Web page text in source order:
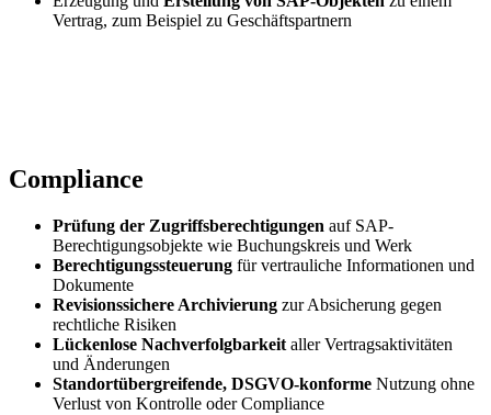
Vertrag, zum Beispiel zu Geschäftspartnern
Compliance
Prüfung der Zugriffsberechtigungen auf SAP-
Berechtigungsobjekte wie Buchungskreis und Werk
Berechtigungssteuerung für vertrauliche Informationen und
Dokumente
Revisionssichere Archivierung zur Absicherung gegen
rechtliche Risiken
Lückenlose Nachverfolgbarkeit aller Vertragsaktivitäten
und Änderungen
Standortübergreifende, DSGVO-konforme Nutzung ohne
Verlust von Kontrolle oder Compliance